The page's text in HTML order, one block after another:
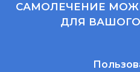
САМОЛЕЧЕНИЕ
ДЛЯ